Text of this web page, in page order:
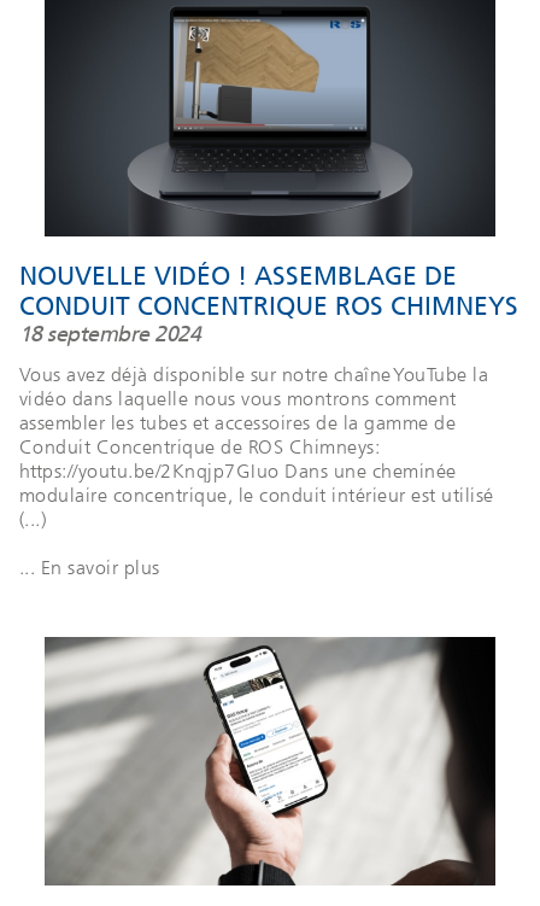
NOUVELLE VIDÉO ! ASSEMBLAGE DE
CONDUIT CONCENTRIQUE ROS CHIMNEYS
18 septembre 2024
Vous avez déjà disponible sur notre chaîne YouTube la
vidéo dans laquelle nous vous montrons comment
assembler les tubes et accessoires de la gamme de
Conduit Concentrique de ROS Chimneys:
https://youtu.be/2Knqjp7GIuo Dans une cheminée
modulaire concentrique, le conduit intérieur est utilisé
(...)
... En savoir plus